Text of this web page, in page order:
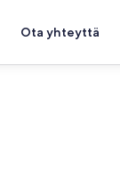
Ota yhteyttä